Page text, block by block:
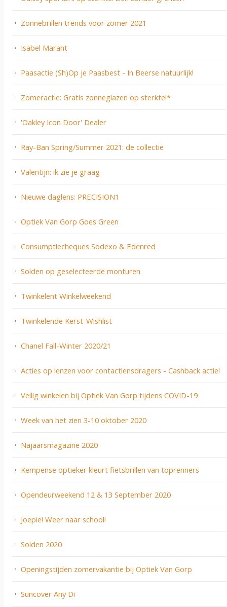
Zonnebrillen trends voor zomer 2021
Isabel Marant
Paasactie (Sh)Op je Paasbest - In Beerse natuurlijk!
Zomeractie: Gratis zonneglazen op sterkte!*
'Oakley Icon Door' Dealer
Ray-Ban Spring/Summer 2021: de collectie
Valentijn: ik zie je graag
Nieuwe daglens: PRECISION1
Optiek Van Gorp Goes Green
Consumptiecheques Sodexo & Edenred
Solden op geselecteerde monturen
Twinkelent Winkelweekend
Twinkelende Kerst-Wishlist
Chanel Fall-Winter 2020/21
Acties op lenzen voor contactlensdragers - Cashback actie!
Veilig winkelen bij Optiek Van Gorp tijdens COVID-19
Week van het zien 3-10 oktober 2020
Najaarsmagazine 2020
Kempense optieker kleurt fietsbrillen van toprenners
Opendeurweekend 12 & 13 September 2020
Joepie! Weer naar school!
Solden 2020
Openingstijden zomervakantie bij Optiek Van Gorp
Suncover Any Di